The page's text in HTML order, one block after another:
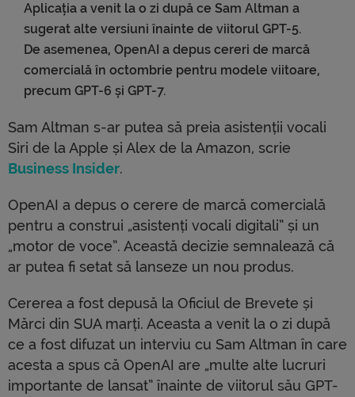
Aplicația a venit la o zi după ce Sam Altman a
sugerat alte versiuni înainte de viitorul GPT-5.
De asemenea, OpenAI a depus cereri de marcă
comercială în octombrie pentru modele viitoare,
precum GPT-6 și GPT-7.
Sam Altman s-ar putea să preia asistenții vocali
Siri de la Apple și Alex de la Amazon, scrie
Business Insider.
OpenAI a depus o cerere de marcă comercială
pentru a construi „asistenți vocali digitali” și un
„motor de voce”. Această decizie semnalează că
ar putea fi setat să lanseze un nou produs.
Cererea a fost depusă la Oficiul de Brevete și
Mărci din SUA marți. Aceasta a venit la o zi după
ce a fost difuzat un interviu cu Sam Altman în care
acesta a spus că OpenAI are „multe alte lucruri
importante de lansat” înainte de viitorul său GPT-